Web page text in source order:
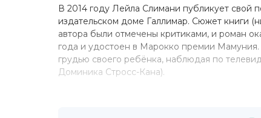
В 2014 году Лейла Слимани публикует свой
издательском доме Галлимар. Сюжет книги
автора были отмечены критиками, и роман
года и удостоен в Марокко премии Мамуния.
грудью своего ребёнка, наблюдая по
Доминика Стросс-Кана).